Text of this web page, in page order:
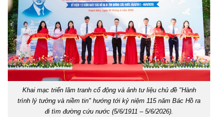
Khai mạc triển lãm tranh cổ động và ảnh tư liệu chủ đề "Hành
trình lý tưởng và niềm tin" hướng tới kỷ niệm 115 năm Bác Hồ ra
đi tìm đường cứu nước (5/6/1911 – 5/6/2026).